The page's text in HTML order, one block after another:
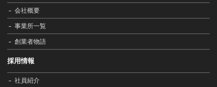
会社概要
事業所一覧
創業者物語
採用情報
社員紹介